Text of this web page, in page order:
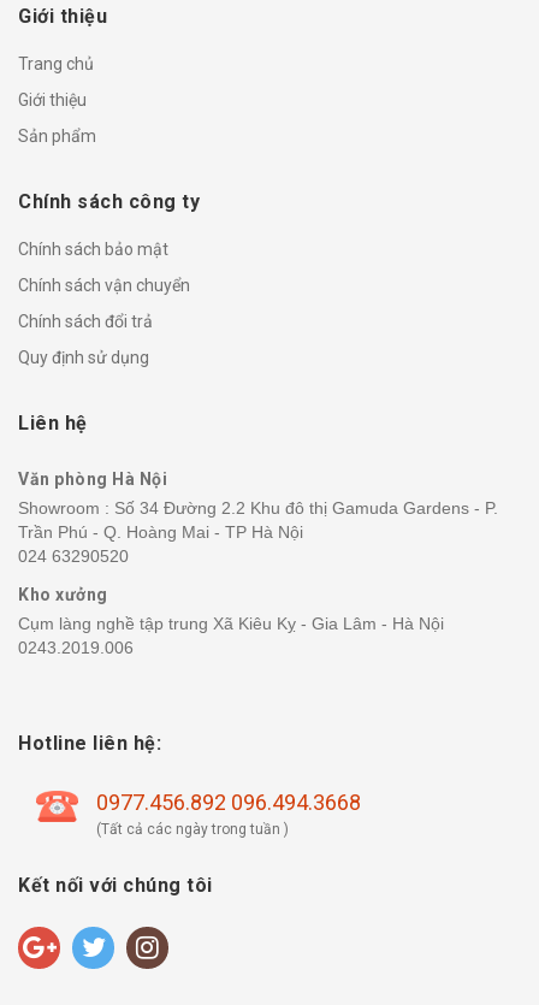
Giới thiệu
Trang chủ
Giới thiệu
Sản phẩm
Chính sách công ty
Chính sách bảo mật
Chính sách vận chuyển
Chính sách đổi trả
Quy định sử dụng
Liên hệ
Văn phòng Hà Nội
Showroom : Số 34 Đường 2.2 Khu đô thị Gamuda Gardens - P.
Trần Phú - Q. Hoàng Mai - TP Hà Nội
024 63290520
Kho xưởng
Cụm làng nghề tập trung Xã Kiêu Kỵ - Gia Lâm - Hà Nội
0243.2019.006
Hotline liên hệ:
0977.456.892 096.494.3668
(Tất cả các ngày trong tuần )
Kết nối với chúng tôi